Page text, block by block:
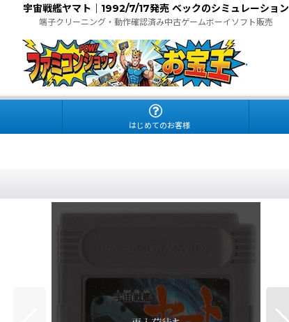
宇宙戦艦ヤマト｜1992/7/17発売 ベックのシミュレーション
端子クリーニング・動作確認済み中古ゲームボーイソフト販売
.
はじめてのお客様